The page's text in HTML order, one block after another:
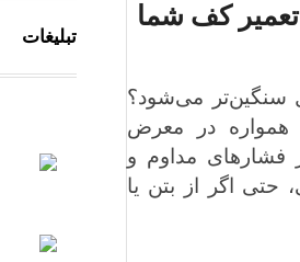
کف شما
سنگین‌تر می‌شود؟
همواره در معرض
مداوم و
حتی اگر از بتن یا
تبلیغات